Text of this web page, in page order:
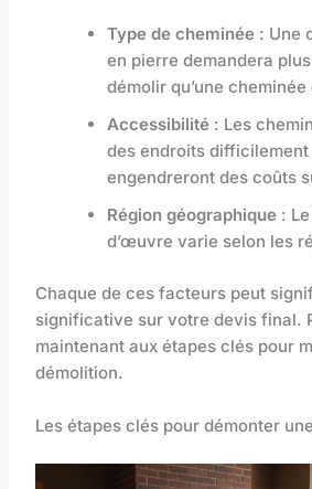
Type de cheminée : Une
en pierre demandera
démolir qu’une
Accessibilité : Les
des endroits
engendreront des coûts
Région géographique :
d’œuvre varie selon les
Chaque de ces facteurs peut
significative sur votre devis final.
maintenant aux étapes clés pour
démolition.
Les étapes clés pour démonter